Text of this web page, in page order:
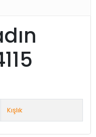
Kışlık